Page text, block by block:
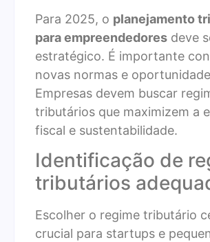
Para 2025, o planejamento
para empreendedores deve
estratégico. É importante
novas normas e
Empresas devem buscar
tributários que maximizem a
fiscal e sustentabilidade.
Identificação de
tributários
Escolher o regime tributário
crucial para startups e